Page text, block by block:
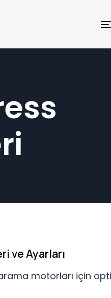
ve Ayarları
motorları için